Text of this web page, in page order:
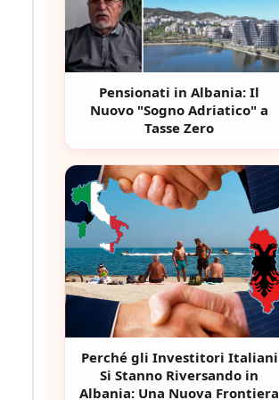
Pensionati in Albania: Il
Nuovo "Sogno Adriatico" a
Tasse Zero
Perché gli Investitori Italiani
Si Stanno Riversando in
Albania: Una Nuova Frontiera